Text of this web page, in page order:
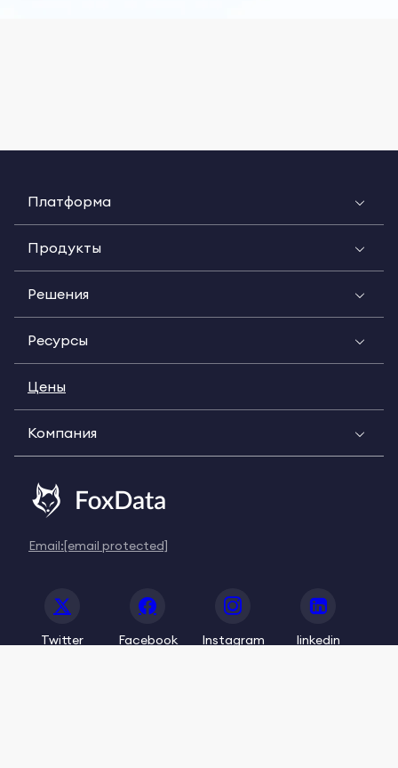
Платформа
Продукты
Решения
Ресурсы
Цены
Компания
Email:[email protected]
Twitter Facebook Instagram linkedin